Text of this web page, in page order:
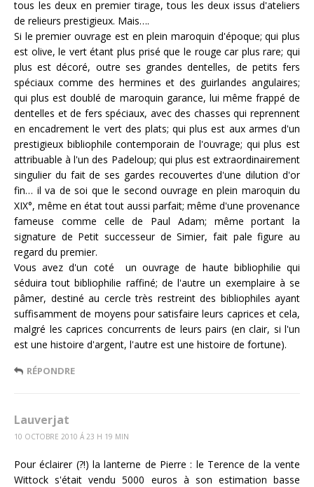
tous les deux en premier tirage, tous les deux issus d'ateliers
de relieurs prestigieux. Mais….
Si le premier ouvrage est en plein maroquin d'époque; qui plus
est olive, le vert étant plus prisé que le rouge car plus rare; qui
plus est décoré, outre ses grandes dentelles, de petits fers
spéciaux comme des hermines et des guirlandes angulaires;
qui plus est doublé de maroquin garance, lui même frappé de
dentelles et de fers spéciaux, avec des chasses qui reprennent
en encadrement le vert des plats; qui plus est aux armes d'un
prestigieux bibliophile contemporain de l'ouvrage; qui plus est
attribuable à l'un des Padeloup; qui plus est extraordinairement
singulier du fait de ses gardes recouvertes d'une dilution d'or
fin… il va de soi que le second ouvrage en plein maroquin du
XIX°, même en état tout aussi parfait; même d'une provenance
fameuse comme celle de Paul Adam; même portant la
signature de Petit successeur de Simier, fait pale figure au
regard du premier.
Vous avez d'un coté un ouvrage de haute bibliophilie qui
séduira tout bibliophilie raffiné; de l'autre un exemplaire à se
pâmer, destiné au cercle très restreint des bibliophiles ayant
suffisamment de moyens pour satisfaire leurs caprices et cela,
malgré les caprices concurrents de leurs pairs (en clair, si l'un
est une histoire d'argent, l'autre est une histoire de fortune).
RÉPONDRE
Lauverjat
10 OCTOBRE 2010 Á 23 H 19 MIN
Pour éclairer (?!) la lanterne de Pierre : le Terence de la vente
Wittock s'était vendu 5000 euros à son estimation basse